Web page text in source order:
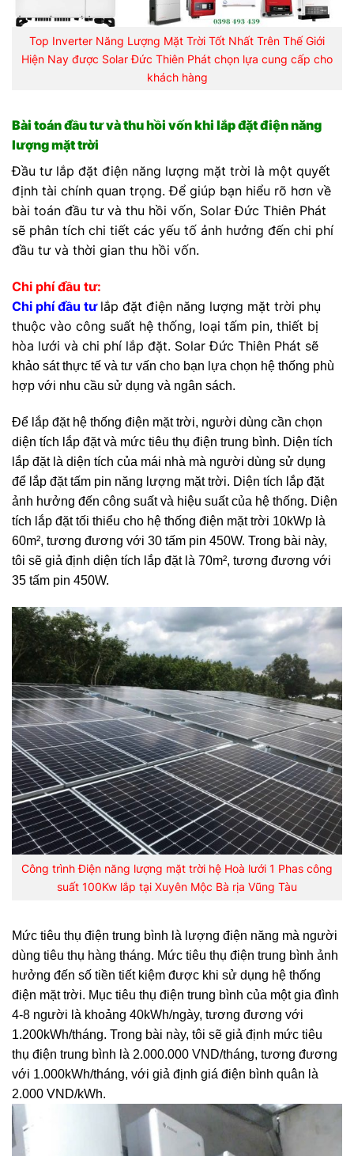
Top Inverter Năng Lượng Mặt Trời Tốt Nhất Trên Thế Giới
Hiện Nay được Solar Đức Thiên Phát chọn lựa cung cấp cho
khách hàng
Bài toán đầu tư và thu hồi vốn khi lắp đặt điện năng
lượng mặt trời
Đầu tư lắp đặt điện năng lượng mặt trời là một quyết
định tài chính quan trọng. Để giúp bạn hiểu rõ hơn về
bài toán đầu tư và thu hồi vốn, Solar Đức Thiên Phát
sẽ phân tích chi tiết các yếu tố ảnh hưởng đến chi phí
đầu tư và thời gian thu hồi vốn.
Chi phí đầu tư:
Chi phí đầu tư lắp đặt điện năng lượng mặt trời phụ
thuộc vào công suất hệ thống, loại tấm pin, thiết bị
hòa lưới và chi phí lắp đặt. Solar Đức Thiên Phát sẽ
khảo sát thực tế và tư vấn cho bạn lựa chọn hệ thống phù
hợp với nhu cầu sử dụng và ngân sách.
Để lắp đặt hệ thống điện mặt trời, người dùng cần chọn
diện tích lắp đặt và mức tiêu thụ điện trung bình. Diện tích
lắp đặt là diện tích của mái nhà mà người dùng sử dụng
để lắp đặt tấm pin năng lượng mặt trời. Diện tích lắp đặt
ảnh hưởng đến công suất và hiệu suất của hệ thống. Diện
tích lắp đặt tối thiểu cho hệ thống điện mặt trời 10kWp là
60m², tương đương với 30 tấm pin 450W. Trong bài này,
tôi sẽ giả định diện tích lắp đặt là 70m², tương đương với
35 tấm pin 450W.
Công trình Điện năng lượng mặt trời hệ Hoà lưới 1 Phas công
suất 100Kw lắp tại Xuyên Mộc Bà rịa Vũng Tàu
Mức tiêu thụ điện trung bình là lượng điện năng mà người
dùng tiêu thụ hàng tháng. Mức tiêu thụ điện trung bình ảnh
hưởng đến số tiền tiết kiệm được khi sử dụng hệ thống
điện mặt trời. Mục tiêu thụ điện trung bình của một gia đình
4-8 người là khoảng 40kWh/ngày, tương đương với
1.200kWh/tháng. Trong bài này, tôi sẽ giả định mức tiêu
thụ điện trung bình là 2.000.000 VND/tháng, tương đương
với 1.000kWh/tháng, với giả định giá điện bình quân là
2.000 VND/kWh.